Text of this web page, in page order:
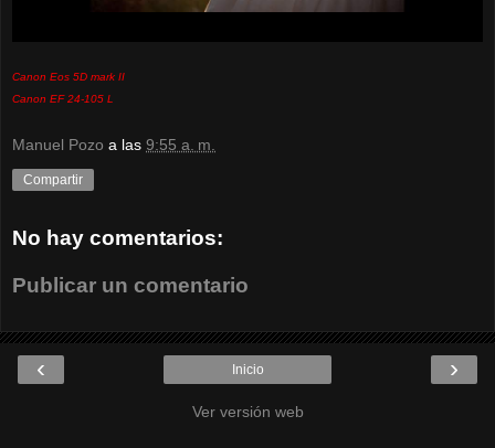
Canon Eos 5D mark II
Canon EF 24-105 L
Manuel Pozo a las 9:55 a. m.
Compartir
No hay comentarios:
Publicar un comentario
‹ ›
Inicio
Ver versión web